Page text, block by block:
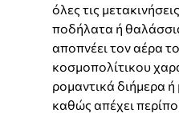
όλες τις
ποδήλατα ή
αποπνέει τον αέρα
κοσμοπολίτικου
ρομαντικά διήμερα
καθώς απέχει